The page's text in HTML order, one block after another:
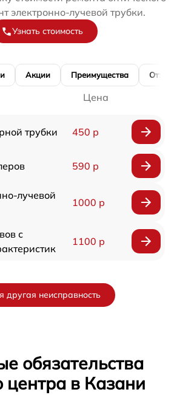
электронно-лучевой трубки.
Узнать стоимость
Акции Преимущества
Цена
трубки 450 р
590 р
лучевой
1000 р
с
1100 р
другая неисправность
обязательства
центра в Казани